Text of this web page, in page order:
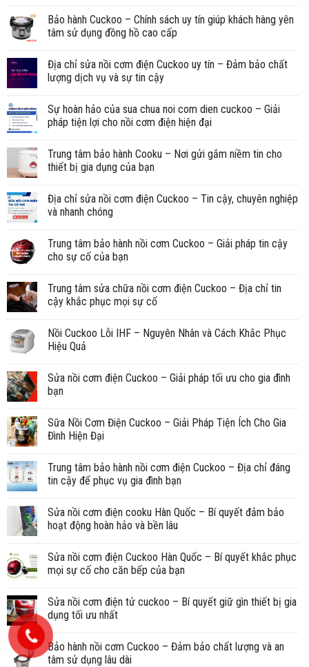
Bảo hành Cuckoo – Chính sách uy tín giúp khách hàng yên
tâm sử dụng đồng hồ cao cấp
Địa chỉ sửa nồi cơm điện Cuckoo uy tín – Đảm bảo chất
lượng dịch vụ và sự tin cậy
Sự hoàn hảo của sua chua noi com dien cuckoo – Giải
pháp tiện lợi cho nồi cơm điện hiện đại
Trung tâm bảo hành Cooku – Nơi gửi gắm niềm tin cho
thiết bị gia dụng của bạn
Địa chỉ sửa nồi cơm điện Cuckoo – Tin cậy, chuyên nghiệp
và nhanh chóng
Trung tâm bảo hành nồi cơm Cuckoo – Giải pháp tin cậy
cho sự cố của bạn
Trung tâm sửa chữa nồi cơm điện Cuckoo – Địa chỉ tin
cậy khắc phục mọi sự cố
Nồi Cuckoo Lỗi IHF – Nguyên Nhân và Cách Khắc Phục
Hiệu Quả
Sửa nồi cơm điện Cuckoo – Giải pháp tối ưu cho gia đình
bạn
Sữa Nồi Cơm Điện Cuckoo – Giải Pháp Tiện Ích Cho Gia
Đình Hiện Đại
Trung tâm bảo hành nồi cơm điện Cuckoo – Địa chỉ đáng
tin cậy để phục vụ gia đình bạn
Sửa nồi cơm điện cooku Hàn Quốc – Bí quyết đảm bảo
hoạt động hoàn hảo và bền lâu
Sửa nồi cơm điện Cuckoo Hàn Quốc – Bí quyết khắc phục
mọi sự cố cho căn bếp của bạn
Sửa nồi cơm điện tử cuckoo – Bí quyết giữ gìn thiết bị gia
dụng tối ưu nhất
Bảo hành nồi cơm Cuckoo – Đảm bảo chất lượng và an
tâm sử dụng lâu dài